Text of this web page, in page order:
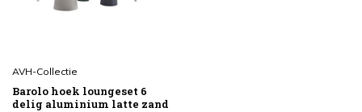
AVH-Collectie
Barolo hoek loungeset 6
delig aluminium latte zand